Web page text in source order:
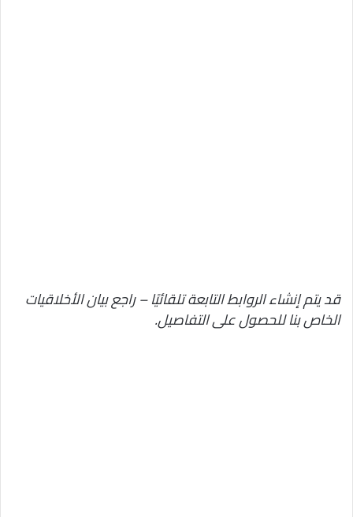
قد يتم إنشاء الروابط التابعة تلقائيًا – راجع بيان الأخلاقيات
الخاص بنا للحصول على التفاصيل.